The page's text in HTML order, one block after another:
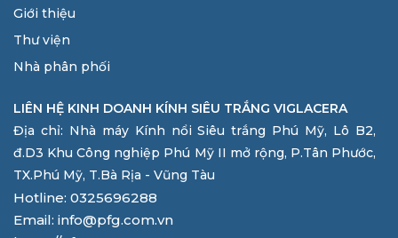
Giới thiệu
Thư viện
Nhà phân phối
LIÊN HỆ KINH DOANH KÍNH SIÊU TRẮNG VIGLACERA
Địa chỉ: Nhà máy Kính nổi Siêu trắng Phú Mỹ, Lô B2,
đ.D3 Khu Công nghiệp Phú Mỹ II mở rộng, P.Tân Phước,
TX.Phú Mỹ, T.Bà Rịa - Vũng Tàu
Hotline: 0325696288
Email: info@pfg.com.vn